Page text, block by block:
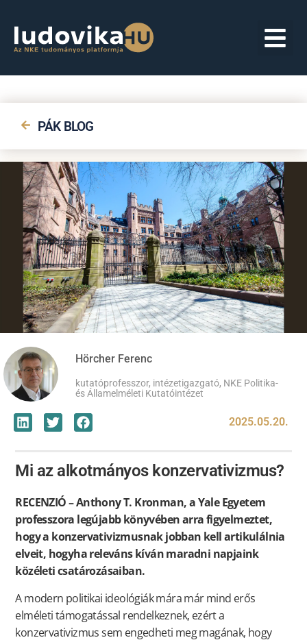
PÁK BLOG
Hörcher Ferenc
kutatóprofesszor, intézetigazgató, NKE Politika-
és Államelméleti Kutatóintézet
2025.05.20.
Mi az alkotmányos konzervativizmus?
RECENZIÓ – Anthony T. Kronman, a Yale Egyetem
professzora legújabb könyvében arra figyelmeztet,
hogy a konzervativizmusnak jobban kell artikulálnia
elveit, hogyha releváns kíván maradni napjaink
közéleti csatározásaiban.
A modern politikai ideológiák mára már mind erős
elméleti támogatással rendelkeznek, ezért a
konzervativizmus sem engedheti meg magának, hogy